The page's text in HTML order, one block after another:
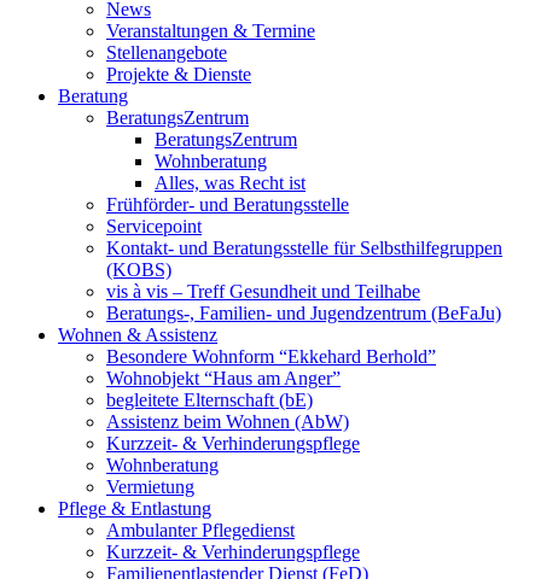
News
Veranstaltungen & Termine
Stellenangebote
Projekte & Dienste
Beratung
BeratungsZentrum
BeratungsZentrum
Wohnberatung
Alles, was Recht ist
Frühförder- und Beratungsstelle
Servicepoint
Kontakt- und Beratungsstelle für Selbsthilfegruppen
(KOBS)
vis à vis – Treff Gesundheit und Teilhabe
Beratungs-, Familien- und Jugendzentrum (BeFaJu)
Wohnen & Assistenz
Besondere Wohnform “Ekkehard Berhold”
Wohnobjekt “Haus am Anger”
begleitete Elternschaft (bE)
Assistenz beim Wohnen (AbW)
Kurzzeit- & Verhinderungspflege
Wohnberatung
Vermietung
Pflege & Entlastung
Ambulanter Pflegedienst
Kurzzeit- & Verhinderungspflege
Familienentlastender Dienst (FeD)